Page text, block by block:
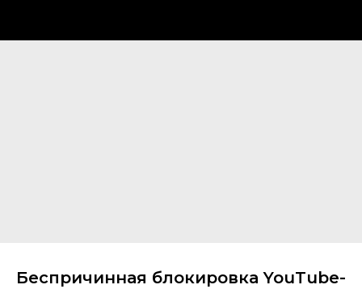
Беспричинная блокировка YouTube-